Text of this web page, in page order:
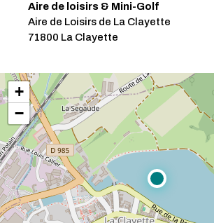
Aire de loisirs & Mini-Golf
Aire de Loisirs de La Clayette
71800 La Clayette
+
−